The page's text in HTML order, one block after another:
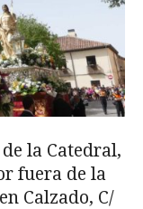
la Catedral,
fuera de la
Calzado, C/